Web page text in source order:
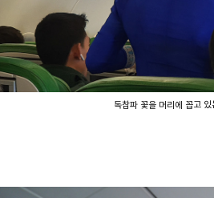
독참파 꽃을 머리에 꼽고 있